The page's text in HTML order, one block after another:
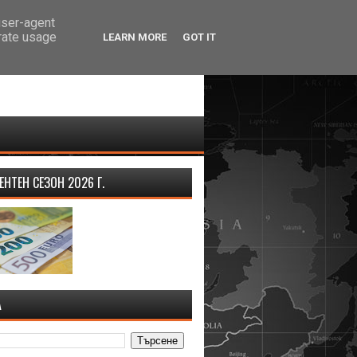
СЕЗОН 2026 Г.
agent
usage
LEARN MORE GOT IT